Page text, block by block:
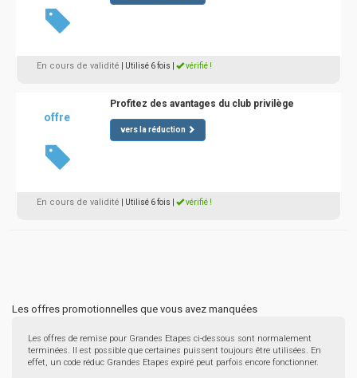
En cours de validité | Utilisé 6 fois vérifié !
offre
Profitez des avantages du club privilège
vers la réduction
En cours de validité | Utilisé 6 fois vérifié !
Les offres promotionnelles que vous avez manquées
Les offres de remise pour Grandes Etapes ci-dessous sont normalement
terminées. Il est possible que certaines puissent toujours être utilisées. En
effet, un code réduc Grandes Etapes expiré peut parfois encore fonctionner.